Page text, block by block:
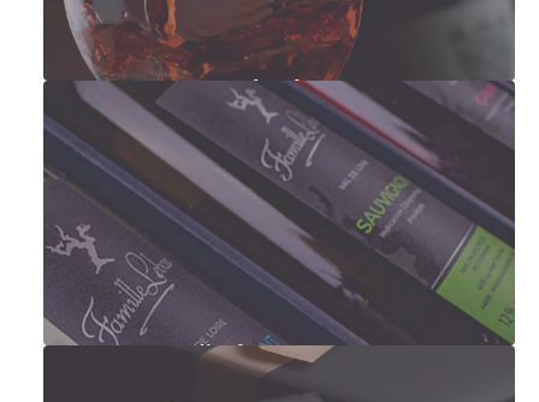
Francouzská vína
Degustační sady